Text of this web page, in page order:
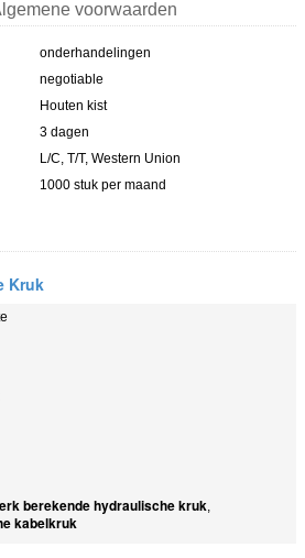
voorwaarden
onderhandelingen
negotiable
Houten kist
3 dagen
L/C, T/T, Western Union
1000 stuk per maand
Kruk
berekende hydraulische kruk,
kabelkruk